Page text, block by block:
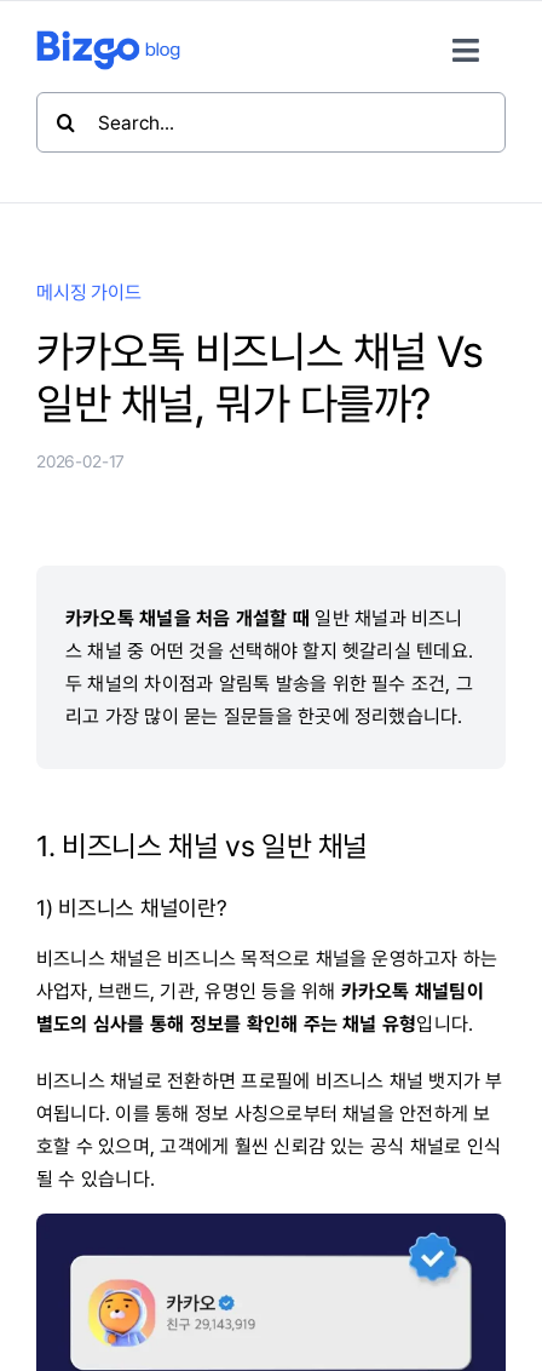
뛰
Toggle
비즈고 홈
메시징 가이드
카카오톡 비즈니스 채널 Vs
일반 채널, 뭐가 다를까?
2026-02-17
카카오톡 채널을 처음 개설할 때 일반 채널과 비즈니
스 채널 중 어떤 것을 선택해야 할지 헷갈리실 텐데요.
두 채널의 차이점과 알림톡 발송을 위한 필수 조건, 그
리고 가장 많이 묻는 질문들을 한곳에 정리했습니다.
1. 비즈니스 채널 vs 일반 채널
1) 비즈니스 채널이란?
비즈니스 채널은 비즈니스 목적으로 채널을 운영하고자 하는
사업자, 브랜드, 기관, 유명인 등을 위해 카카오톡 채널팀이
별도의 심사를 통해 정보를 확인해 주는 채널 유형입니다.
비즈니스 채널로 전환하면 프로필에 비즈니스 채널 뱃지가 부
여됩니다. 이를 통해 정보 사칭으로부터 채널을 안전하게 보
호할 수 있으며, 고객에게 훨씬 신뢰감 있는 공식 채널로 인식
될 수 있습니다.